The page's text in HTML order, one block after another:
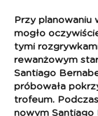
Przy planowaniu
mogło
tymi
rewanżowym
Santiago
próbowała
trofeum.
nowym Santiago